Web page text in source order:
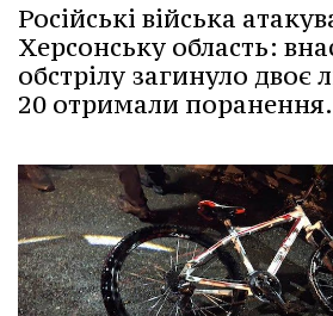
Російські війська
Херсонську область:
обстрілу загинуло двоє
20 отримали поранення.